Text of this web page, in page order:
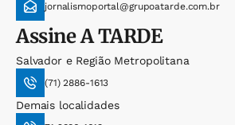
jornalismoportal@grupoatarde.com.br
AssineA TARDE
Salvador e Região Metropolitana
(71) 2886-1613
Demais localidades